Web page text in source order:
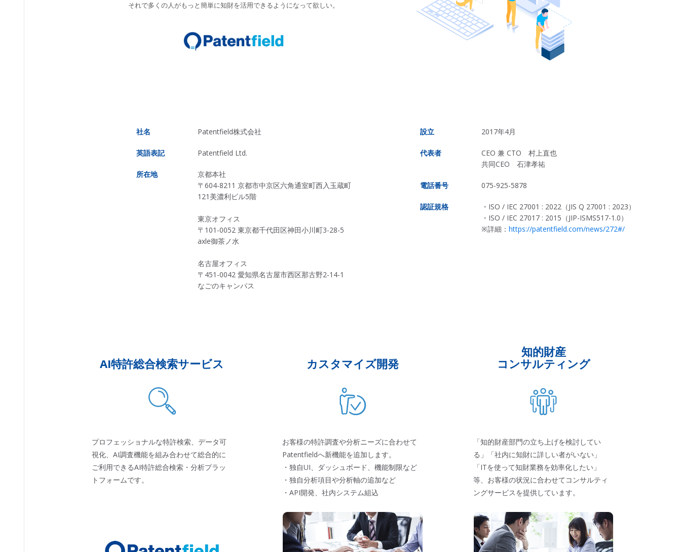
それで多くの人がもっと簡単に知財を活用できるようになって欲しい。
社名 Patentfield株式会社
英語表記 Patentfield Ltd.
所在地
京都本社
〒604-8211 京都市中京区六角通室町西入玉蔵町
121美濃利ビル5階
東京オフィス
〒101-0052 東京都千代田区神田小川町3-28-5
axle御茶ノ水
名古屋オフィス
〒451-0042 愛知県名古屋市西区那古野2-14-1
なごのキャンパス
設立 2017年4月
代表者
CEO 兼 CTO 村上直也
共同CEO 石津孝祐
電話番号 075-925-5878
認証規格
・ISO / IEC 27001 : 2022（JIS Q 27001 : 2023）
・ISO / IEC 27017 : 2015（JIP-ISMS517-1.0）
※詳細： https://patentfield.com/news/272#/
AI特許総合検索サービス
プロフェッショナルな特許検索、データ可
視化、AI調査機能を組み合わせて総合的に
ご利用できるAI特許総合検索・分析プラッ
トフォームです。
カスタマイズ開発
お客様の特許調査や分析ニーズに合わせて
Patentfieldへ新機能を追加します。
・独自UI、ダッシュボード、機能制限など
・独自分析項目や分析軸の追加など
・API開発、社内システム組込
知的財産
コンサルティング
「知的財産部門の立ち上げを検討してい
る」「社内に知財に詳しい者がいない」
「ITを使って知財業務を効率化したい」
等、お客様の状況に合わせてコンサルティ
ングサービスを提供しています。